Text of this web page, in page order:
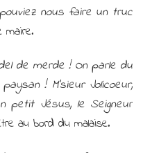
pouviez nous faire un truc
de merde ! On parle du
! M’sieur Jolicoeur,
petit Jésus, le Seigneur
au bord du malaise.